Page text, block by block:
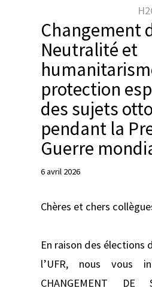
r
Changement
Neutralité et
protection
des sujets
pendant la
Guerre
6 avril 2026
Chères et chers
En raison des élections
l’UFR, nous vous
CHANGEMENT